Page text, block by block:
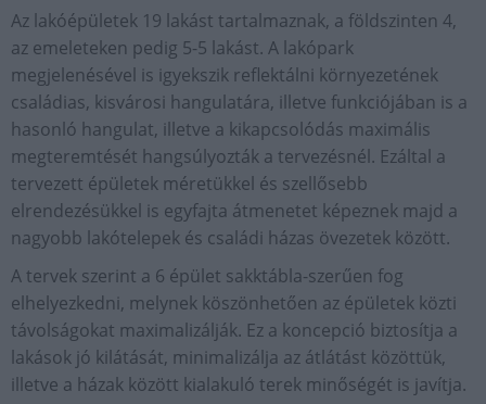
Az lakóépületek 19 lakást tartalmaznak, a földszinten 4,
az emeleteken pedig 5-5 lakást. A lakópark
megjelenésével is igyekszik reflektálni környezetének
családias, kisvárosi hangulatára, illetve funkciójában is a
hasonló hangulat, illetve a kikapcsolódás maximális
megteremtését hangsúlyozták a tervezésnél. Ezáltal a
tervezett épületek méretükkel és szellősebb
elrendezésükkel is egyfajta átmenetet képeznek majd a
nagyobb lakótelepek és családi házas övezetek között.
A tervek szerint a 6 épület sakktábla-szerűen fog
elhelyezkedni, melynek köszönhetően az épületek közti
távolságokat maximalizálják. Ez a koncepció biztosítja a
lakások jó kilátását, minimalizálja az átlátást közöttük,
illetve a házak között kialakuló terek minőségét is javítja.